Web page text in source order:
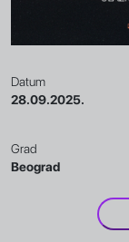
Datum
28.09.2025.
Grad
Beograd